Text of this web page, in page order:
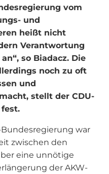
vom
und
heißt nicht
Verantwortung
so Biadacz. Die
noch zu oft
und
stellt der CDU-
Bundesregierung war
zwischen den
eine unnötige
der AKW-